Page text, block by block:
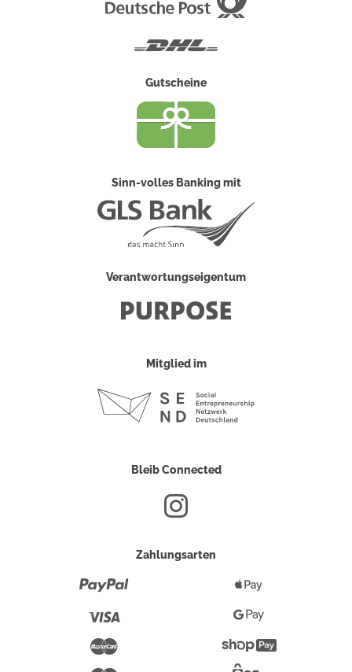
Gutscheine
Sinn-volles Banking mit
Verantwortungseigentum
Mitglied im
Bleib Connected
Zahlungsarten
Pay
Google
Pay